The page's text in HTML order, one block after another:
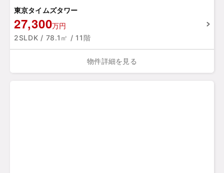
東京タイムズタワー
27,300万円
2SLDK / 78.1㎡ / 11階
物件詳細を見る